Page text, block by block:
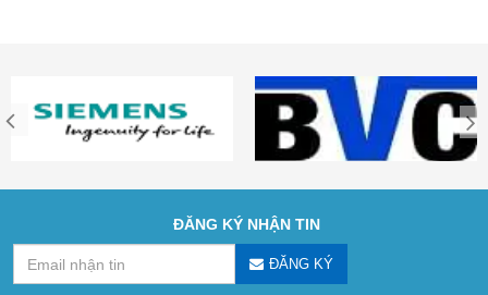
ĐĂNG KÝ NHẬN TIN
ĐĂNG KÝ